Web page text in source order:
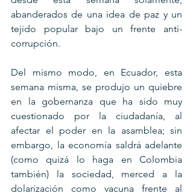
abanderados de una idea de paz y un
tejido popular bajo un frente anti-
corrupción.
Del mismo modo, en Ecuador, esta
semana misma, se produjo un quiebre
en la gobernanza que ha sido muy
cuestionado por la ciudadanía, al
afectar el poder en la asamblea; sin
embargo, la economía saldrá adelante
(como quizá lo haga en Colombia
también) la sociedad, merced a la
dolarización como vacuna frente al